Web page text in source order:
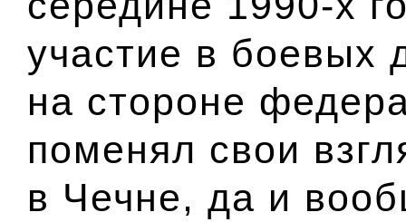
участие в боевых
на стороне
поменял свои
в Чечне, да и